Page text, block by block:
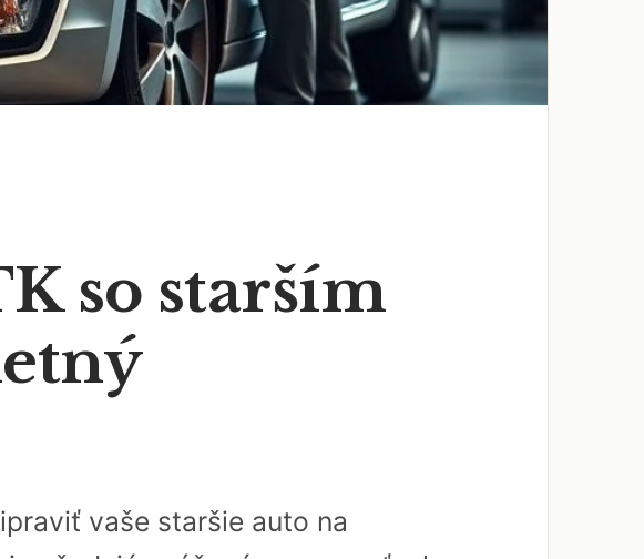
so starším
vaše staršie auto na